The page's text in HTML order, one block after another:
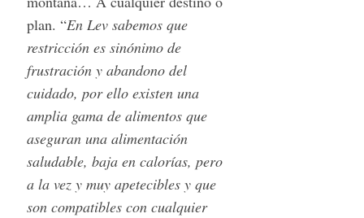
plan. “En Lev sabemos que
restricción es sinónimo de
frustración y abandono del
cuidado, por ello existen una
amplia gama de alimentos que
aseguran una alimentación
saludable, baja en calorías, pero
a la vez y muy apetecibles y que
son compatibles con cualquier